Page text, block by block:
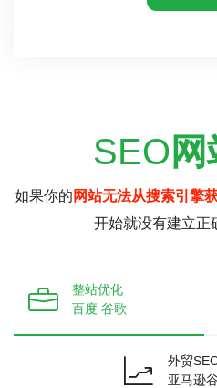
SEO
如果你的 网站无法从搜索引擎
开始就没有建立正
整站优化
百度 谷歌
外贸
亚马逊